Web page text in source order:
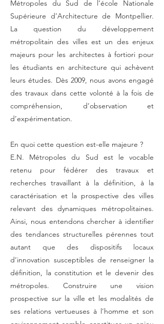
Métropoles du Sud de l’école Nationale
Supérieure d’Architecture de Montpellier.
La question du développement
métropolitain des villes est un des enjeux
majeurs pour les architectes à fortiori pour
les étudiants en architecture qui achèvent
leurs études. Dès 2009, nous avons engagé
des travaux dans cette volonté à la fois de
compréhension, d’observation et
d’expérimentation.
En quoi cette question est-elle majeure ?
E.N. Métropoles du Sud est le vocable
retenu pour fédérer des travaux et
recherches travaillant à la définition, à la
caractérisation et la prospective des villes
relevant des dynamiques métropolitaines.
Ainsi, nous entendons chercher à identifier
des tendances structurelles pérennes tout
autant que des dispositifs locaux
d’innovation susceptibles de renseigner la
définition, la constitution et le devenir des
métropoles. Construire une vision
prospective sur la ville et les modalités de
ses relations vertueuses à l’homme et son